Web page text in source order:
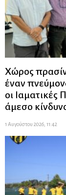
Χώρος
έναν
οι Ιαματικές
άμεσο
1 Αυγούστου 2026, 11:42